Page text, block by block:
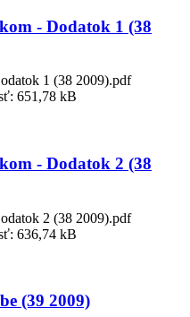
- Dodatok 1 (38
1 (38 2009).pdf
651,78 kB
- Dodatok 2 (38
2 (38 2009).pdf
636,74 kB
(39 2009)